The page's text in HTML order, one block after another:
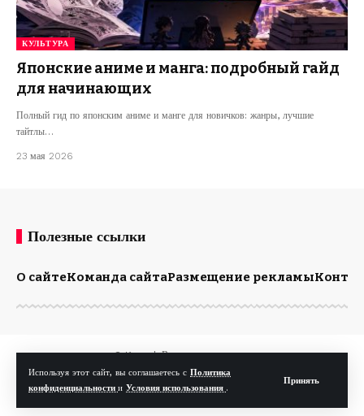
Используя этот сайт, вы соглашаетесь с Политика
конфиденциальности и Условия использования .
Принять
КУЛЬТУРА
Японские аниме и манга: подробный гайд
для начинающих
Полный гид по японским аниме и манге для новичков: жанры, лучшие
тайтлы…
23 мая 2026
Полезные ссылки
О сайтеКоманда сайтаРазмещение рекламы
© Kp.md. Все права защищены.